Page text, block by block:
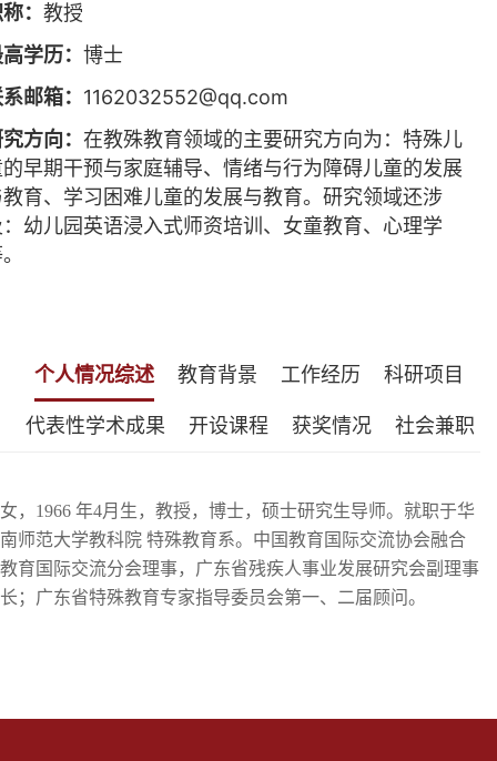
： 教授
学历： 博士
邮箱： 1162032552@qq.com
方向： 在教殊教育领域的主要研究方向为：特殊儿
早期干预与家庭辅导、情绪与行为障碍儿童的发展
育、学习困难儿童的发展与教育。研究领域还涉
幼儿园英语浸入式师资培训、女童教育、心理学
个人情况综述 教育背景 工作经历 科研项目
代表性学术成果 开设课程 获奖情况 社会兼职
女， 1966 年4月生，教授，博士，硕士研究生导师。就职于华
南师范大学教科院 特殊教育系。 中国教育国际交流协会融合
教育 国际交流分会理事，广东省残疾人事业发展研究会副理事
长； 广东省特殊教育专家指导委员会第一、二届顾问。